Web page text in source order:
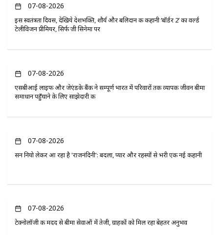
07-08-2026
इस स्वतंत्रता दिवस, देखिये देशभक्ति, शौर्य और बलिदान की कहानी ‘बॉर्डर 2’ का वर्ल्ड
टेलीविजन प्रीमियर, सिर्फ ज़ी सिनेमा पर
07-08-2026
एसबीआई लाइफ और जेएंडके बैंक ने सम्पूर्ण भारत में परिवारों तक व्यापक जीवन बीमा
समाधान पहुँचाने के लिए साझेदारी की
07-08-2026
सन नियो लेकर आ रहा है 'राजनंदिनी': बदला, प्यार और रहस्यों से भरी एक नई कहानी
07-08-2026
टेक्नोलॉजी की मदद से बीमा सेवाओं में तेजी, ग्राहकों को मिल रहा बेहतर अनुभव